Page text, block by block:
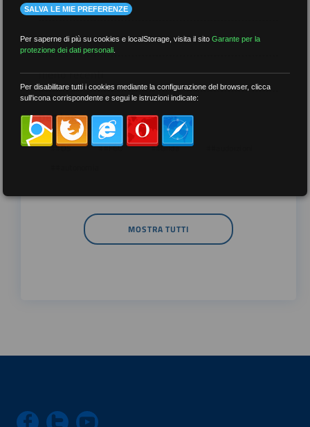
più recenti
meno recenti
per tag
##DS ##FGU ##Gilda
MOSTRA TUTTI
SALVA LE MIE PREFERENZE
Per saperne di più su cookies e localStorage, visita il sitoGarante per la
protezione dei dati personali
Per disabilitare tutti i cookies mediante la configurazione del browser, clicca
sull'icona corrispondente e segui le istruzioni indicate: